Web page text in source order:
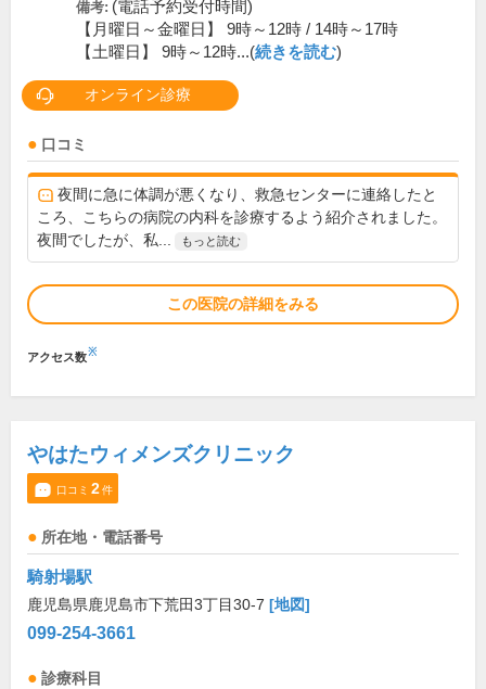
備考: (電話予約受付時間)
【月曜日～金曜日】 9時～12時 / 14時～17時
【土曜日】 9時～12時...(続きを読む)
オンライン診療
口コミ
夜間に急に体調が悪くなり、救急センターに連絡したと
ころ、こちらの病院の内科を診療するよう紹介されました。
夜間でしたが、私...
もっと読む
この医院の詳細をみる
アクセス数※
やはたウィメンズクリニック
口コミ 2件
所在地・電話番号
騎射場駅
鹿児島県鹿児島市下荒田3丁目30-7 [地図]
099-254-3661
診療科目